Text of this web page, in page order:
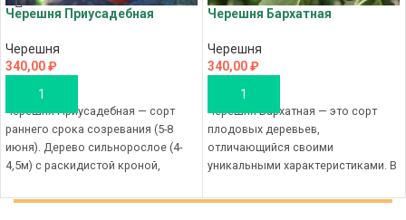
Черешня Приусадебная
Черешня
340,00₽
В КОРЗИНУ
Черешня Приусадебная — сорт
раннего срока созревания (5-8
июня). Дерево сильнорослое (4-
4,5м) с раскидистой кроной,
одномерные,
Черешня Бархатная
Черешня
340,00₽
В КОРЗИНУ
Черешня Бархатная — это сорт
плодовых деревьев,
отличающийся своими
уникальными характеристиками. В
рассмотрим основные параметры